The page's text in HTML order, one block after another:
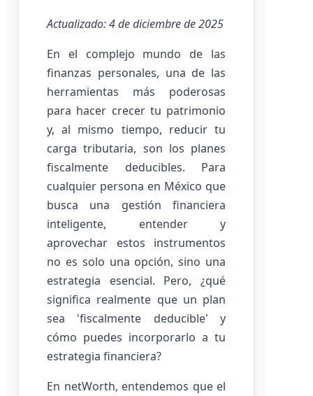
Actualizado: 4 de diciembre de 2025
En el complejo mundo de las
finanzas personales, una de las
herramientas más poderosas
para hacer crecer tu patrimonio
y, al mismo tiempo, reducir tu
carga tributaria, son los planes
fiscalmente deducibles. Para
cualquier persona en México que
busca una gestión financiera
inteligente, entender y
aprovechar estos instrumentos
no es solo una opción, sino una
estrategia esencial. Pero, ¿qué
significa realmente que un plan
sea 'fiscalmente deducible' y
cómo puedes incorporarlo a tu
estrategia financiera?
En netWorth, entendemos que el